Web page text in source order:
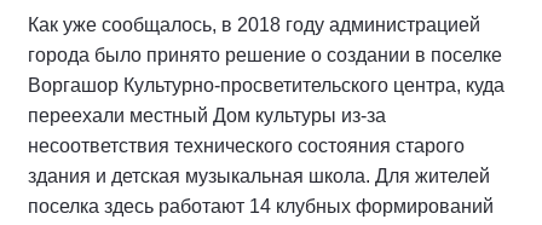
Как уже сообщалось, в 2018 году администрацией
города было принято решение о создании в поселке
Воргашор Культурно-просветительского центра, куда
переехали местный Дом культуры из-за
несоответствия технического состояния старого
здания и детская музыкальная школа. Для жителей
поселка здесь работают 14 клубных формирований